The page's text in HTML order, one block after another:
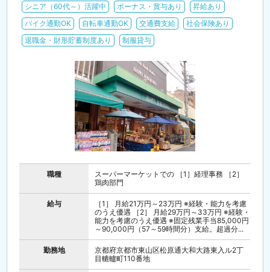
シニア（60代～）活躍中
ボーナス・賞与あり
昇給あり
バイク通勤OK
自転車通勤OK 交通費支給
社会保険あり
退職金・財形貯蓄制度あり
制服貸与
職種
スーパーマーケットでの ［1］経理事務 ［2］
鶏肉部門
給与
［1］ 月給21万円～23万円 ※経験・能力を考慮
のうえ優遇 ［2］ 月給29万円～33万円 ※経験・
能力を考慮のうえ優遇 ※固定残業手当85,000円
～90,000円（57～59時間分）支給。超過分...
勤務地
京都府京都市東山区松原通大和大路東入ル2丁
目轆轤町110番地